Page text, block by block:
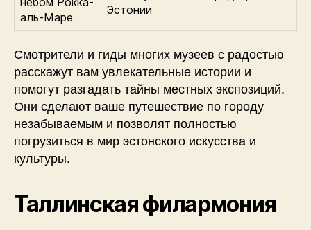
аль-Маре
Эстонии
Смотрители и гиды многих музеев с радостью
расскажут вам увлекательные истории и
помогут разгадать тайны местных экспозиций.
Они сделают ваше путешествие по городу
незабываемым и позволят полностью
погрузиться в мир эстонского искусства и
культуры.
Таллинская филармония